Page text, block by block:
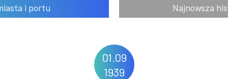
i portu Najnowsza
01.09
1939